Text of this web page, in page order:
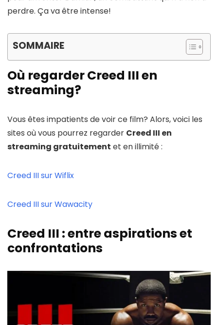
perdre. Ça va être intense!
SOMMAIRE
Où regarder Creed III en
streaming?
Vous êtes impatients de voir ce film? Alors, voici les
sites où vous pourrez regarder Creed III en
streaming gratuitement et en illimité :
Creed III sur Wiflix
Creed III sur Wawacity
Creed III : entre aspirations et
confrontations